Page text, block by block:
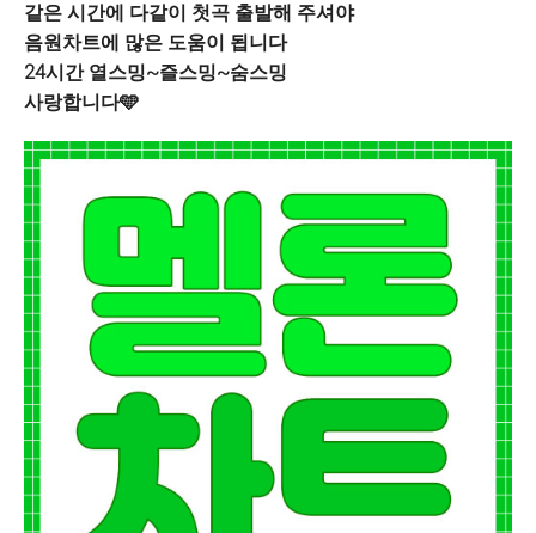
같은 시간에 다같이 첫곡 출발해 주셔야
음원차트에 많은 도움이 됩니다
24시간 열스밍~즐스밍~숨스밍
사랑합니다🩵